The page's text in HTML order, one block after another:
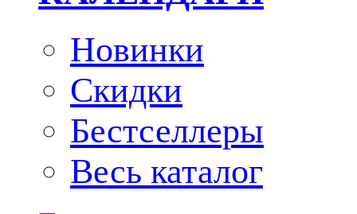
Новинки
Скидки
Бестселлеры
Весь каталог